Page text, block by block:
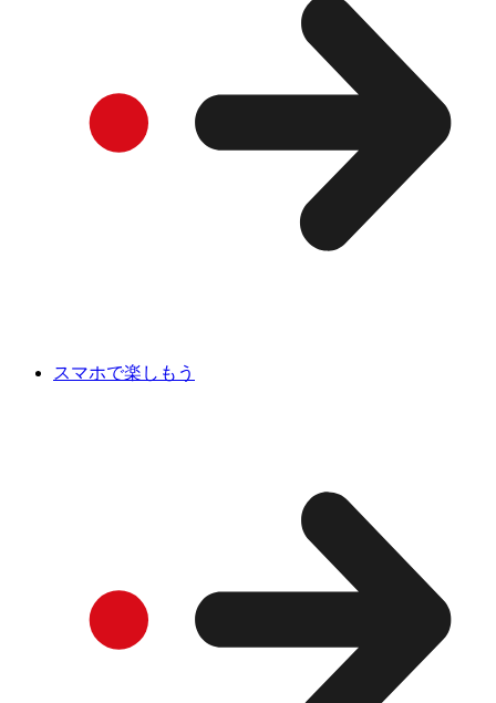
スマホで楽しもう